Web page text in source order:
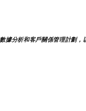
據分析和客戶關係管理計劃，